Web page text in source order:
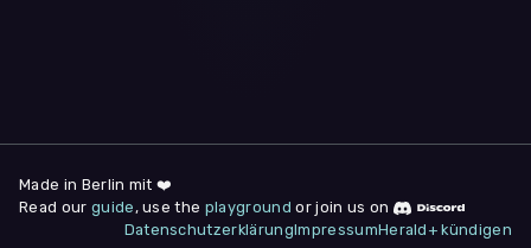
deine Zustimmung jederzeit unter "
am Seitenende widerrufen.
Made in Berlin mit ❤️
Read our guide , use the playground or join us on
DatenschutzerklärungImpressumHerald+ kündigen